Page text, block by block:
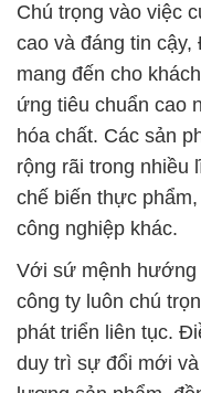
Chú trọng vào việc
cao và đáng tin
mang đến cho
ứng tiêu chuẩn cao
hóa chất. Các sản
rộng rãi trong nhiều
chế biến thực
công nghiệp khác.
Với sứ mệnh
công ty luôn chú
phát triển liên tục.
duy trì sự đổi mới